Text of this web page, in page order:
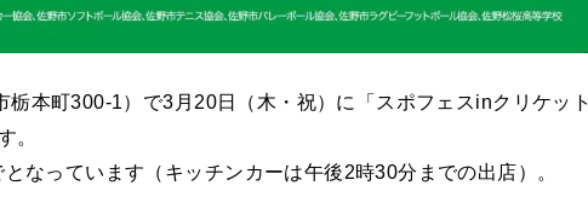
栃本町300-1）で3月20日（木・祝）に「スポフェスinクリケット
。
なっています（キッチンカーは午後2時30分までの出店）。